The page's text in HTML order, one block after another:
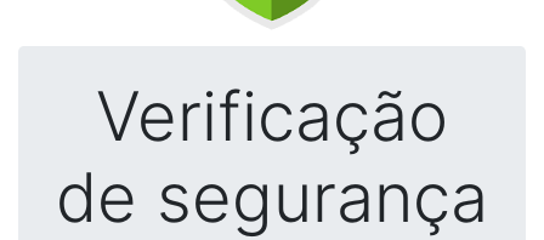
Verificação
de segurança